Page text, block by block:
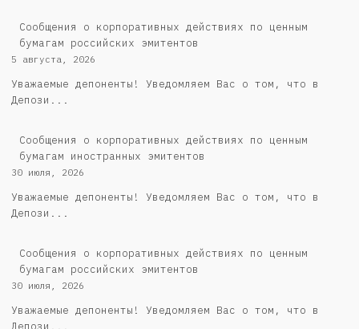
Cообщения о корпоративных действиях по ценным
бумагам российских эмитентов
5 августа, 2026
Уважаемые депоненты! Уведомляем Вас о том, что в
Депози...
Сообщения о корпоративных действиях по ценным
бумагам иностранных эмитентов
30 июля, 2026
Уважаемые депоненты! Уведомляем Вас о том, что в
Депози...
Cообщения о корпоративных действиях по ценным
бумагам российских эмитентов
30 июля, 2026
Уважаемые депоненты! Уведомляем Вас о том, что в
Депози...